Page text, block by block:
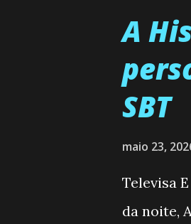
A
SBT
maio 23,
Televisa
da noite,